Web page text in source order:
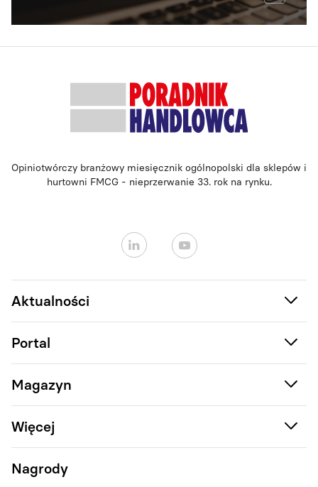
Opiniotwórczy branżowy miesięcznik ogólnopolski dla sklepów i
hurtowni FMCG - nieprzerwanie 33. rok na rynku.
Aktualności
Portal
Magazyn
Więcej
Nagrody